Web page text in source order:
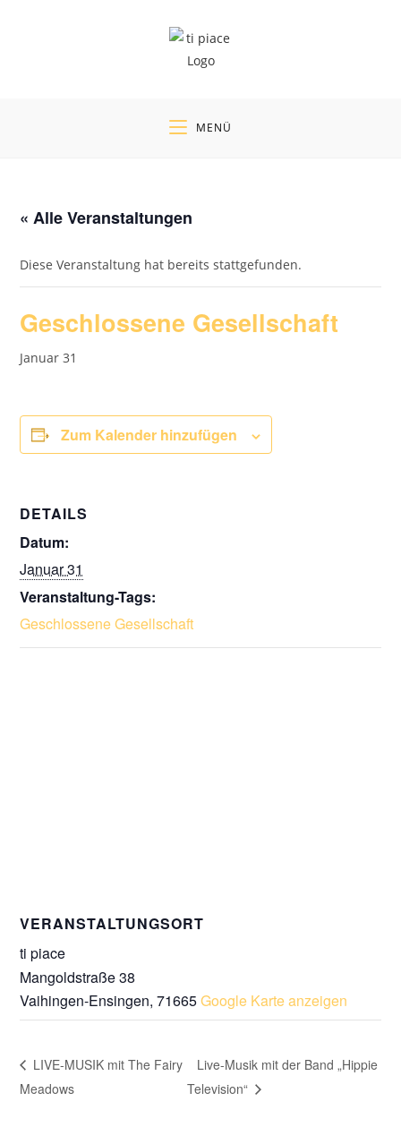
MENÜ
« Alle Veranstaltungen
Diese Veranstaltung hat bereits stattgefunden.
Geschlossene Gesellschaft
Januar 31
Zum Kalender hinzufügen
DETAILS
Datum:
Januar 31
Veranstaltung-Tags:
Geschlossene Gesellschaft
VERANSTALTUNGSORT
ti piace
Mangoldstraße 38
Vaihingen-Ensingen, 71665Google Karte anzeigen
LIVE-MUSIK mit The Fairy
Meadows
Live-Musik mit der Band „Hippie
Television“